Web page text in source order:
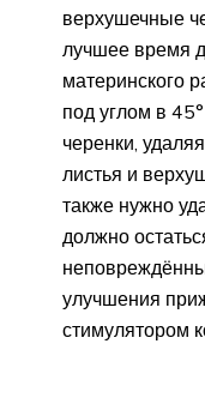
верхушечные
лучшее время
материнского
под углом в
черенки,
листья и
также нужно
должно
улучшения
стимулятором